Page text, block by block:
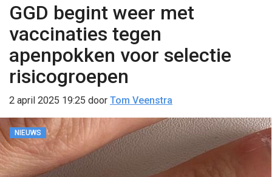
GGD begint weer met
vaccinaties tegen
apenpokken voor selectie
risicogroepen
2 april 2025 19:25 door Tom Veenstra
NIEUWS